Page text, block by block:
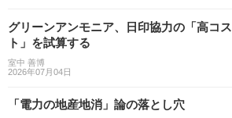
グリーンアンモニア、日印協力の「高コス
ト」を試算する
室中 善博
2026年07月04日
「電力の地産地消」論の落とし穴